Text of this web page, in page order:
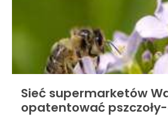
Sieć supermarketów
opatentować